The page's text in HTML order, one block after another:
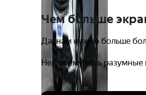
Чем больше
Да, нам нужно больше
Нет, всему есть